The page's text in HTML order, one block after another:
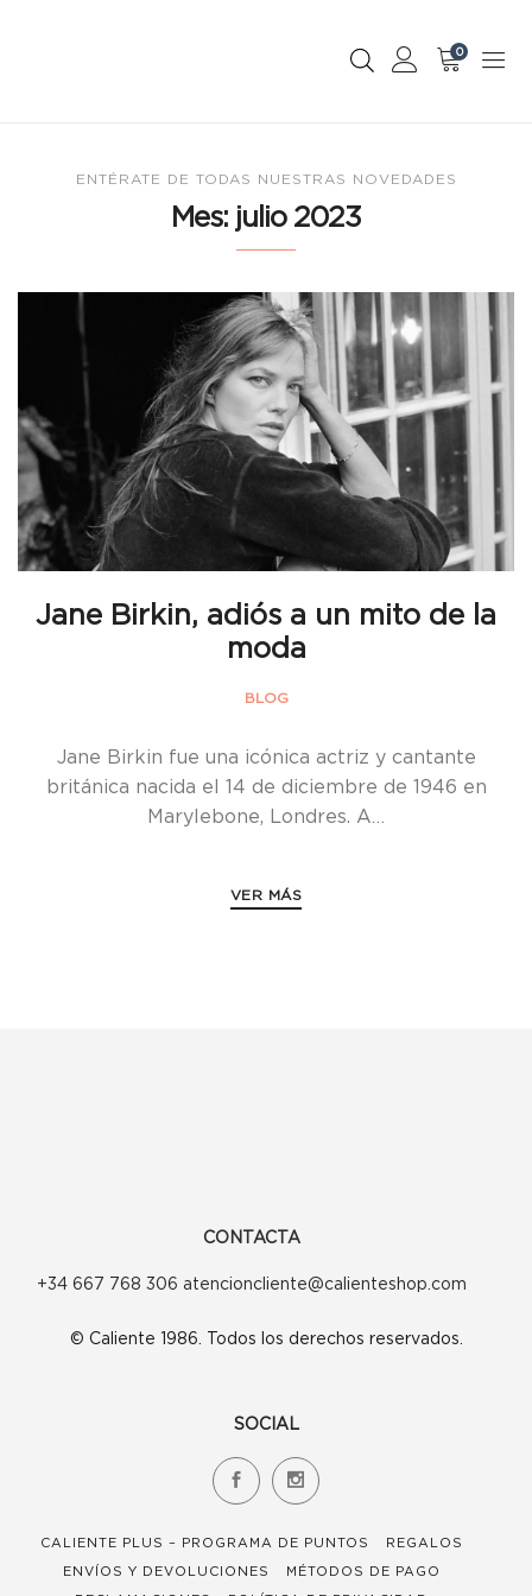
0
ENTÉRATE DE TODAS NUESTRAS NOVEDADES
Mes: julio 2023
Jane Birkin, adiós a un mito de la
moda
BLOG
Jane Birkin fue una icónica actriz y cantante
británica nacida el 14 de diciembre de 1946 en
Marylebone, Londres. A…
VER MÁS
CONTACTA
+34 667 768 306 atencioncliente@calienteshop.com
© Caliente 1986. Todos los derechos reservados.
SOCIAL
CALIENTE PLUS – PROGRAMA DE PUNTOS
REGALOS
ENVÍOS Y DEVOLUCIONES
MÉTODOS DE PAGO